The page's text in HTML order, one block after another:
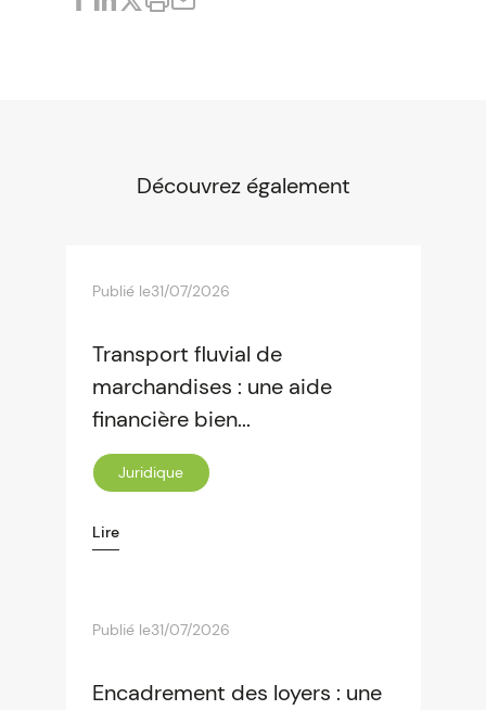
Découvrez également
Publié le31/07/2026
Transport fluvial de
marchandises : une aide
financière bien...
Juridique
Lire
Publié le31/07/2026
Encadrement des loyers : une